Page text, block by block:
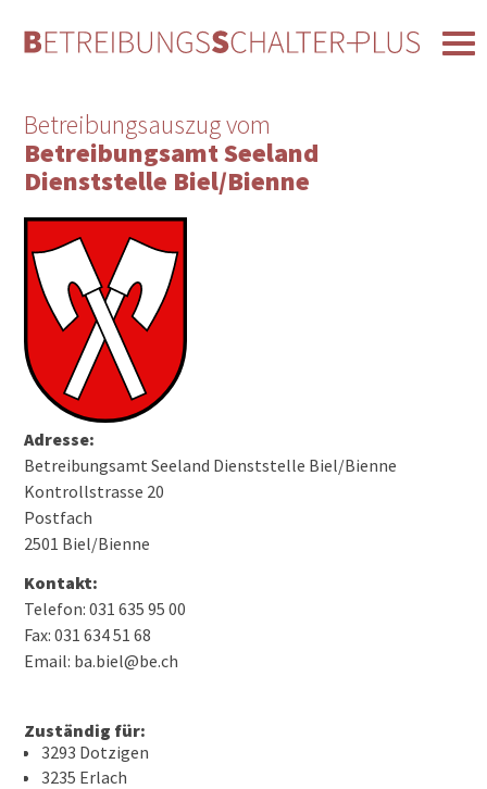
Betreibungsauszug vom
Betreibungsamt Seeland
Dienststelle Biel/Bienne
Adresse:
Betreibungsamt Seeland Dienststelle Biel/Bienne
Kontrollstrasse 20
Postfach
2501 Biel/Bienne
Kontakt:
Telefon: 031 635 95 00
Fax: 031 634 51 68
Email: ba.biel@be.ch
Zuständig für:
3293 Dotzigen
3235 Erlach